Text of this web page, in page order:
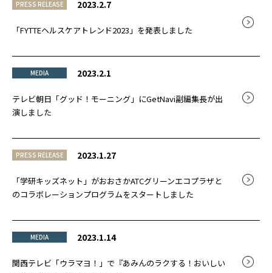
PRESS RELEASE 2023.2.7
「FYTTEヘルスケアトレンド2023」を発表しました
MEDIA 2023.2.1
テレビ朝日「グッド！モーニング」にGetNavi副編集長が出
演しました
PRESS RELEASE 2023.1.27
「学研キッズネット」がおおさかATCグリーンエコプラザと
のコラボレーションプログラムをスタートしました
MEDIA 2023.1.14
関西テレビ「ウラマヨ！」で『あみんのラクする！おいしい